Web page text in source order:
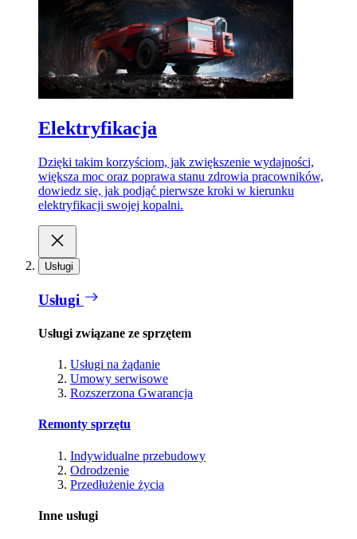
Elektryfikacja
Dzięki takim korzyściom, jak zwiększenie wydajności,
większa moc oraz poprawa stanu zdrowia pracowników,
dowiedz się, jak podjąć pierwsze kroki w kierunku
elektryfikacji swojej kopalni.
Usługi
Usługi
Usługi związane ze sprzętem
Usługi na żądanie
Umowy serwisowe
Rozszerzona Gwarancja
Remonty sprzętu
Indywidualne przebudowy
Odrodzenie
Przedłużenie życia
Inne usługi